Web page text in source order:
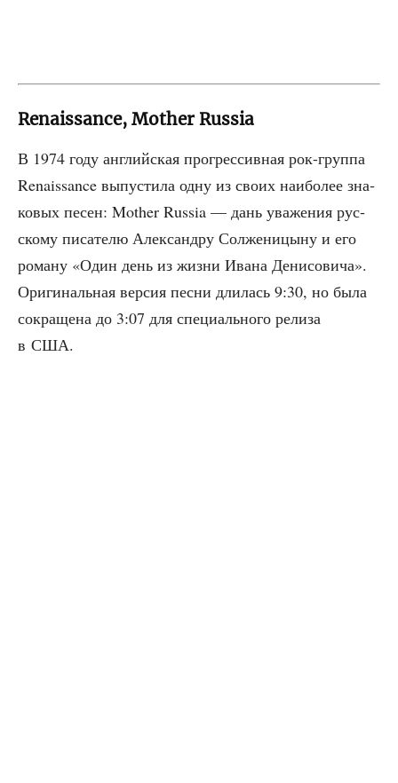
Renaissance, Mother Russia
В 1974 году англий­ская про­грес­сив­ная рок-груп­па
Renaissance выпу­сти­ла одну из сво­их наи­бо­лее зна­
ко­вых песен: Mother Russia — дань ува­же­ния рус­
ско­му писа­те­лю Алек­сан­дру Сол­же­ни­цы­ну и его
рома­ну «Один день из жиз­ни Ива­на Дени­со­ви­ча».
Ори­ги­наль­ная вер­сия пес­ни дли­лась 9:30, но была
сокра­ще­на до 3:07 для спе­ци­аль­но­го рели­за
в США.